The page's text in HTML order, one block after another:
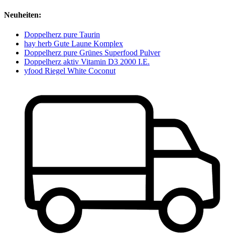
Neuheiten:
Doppelherz pure Taurin
hay herb Gute Laune Komplex
Doppelherz pure Grünes Superfood Pulver
Doppelherz aktiv Vitamin D3 2000 I.E.
yfood Riegel White Coconut